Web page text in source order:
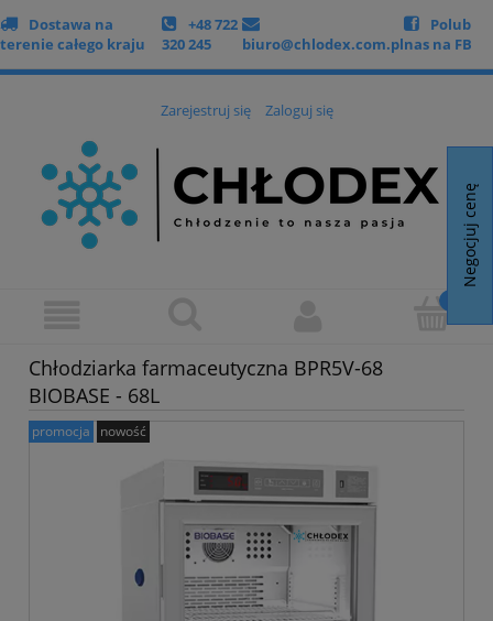
Dostawa na
terenie całego kraju
+48 722
320 245
biuro@chlodex.com.pl
Polub
nas na FB
Zarejestruj się Zaloguj się
Chłodziarka farmaceutyczna BPR5V-68
BIOBASE - 68L
promocja nowość
Negocjuj cenę